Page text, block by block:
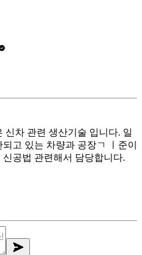
신차 관련 생산기술 입니다. 일
고 있는 차량과 공장ㄱ ㅣ준이
공법 관련해서 담당합니다.